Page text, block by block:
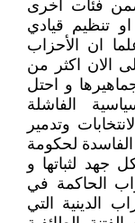
فئات اخرى
تنظيم قيادي
ان الأحزاب
الان اكثر من
و احتل
الفاشلة
وتدمير
لحكومة
جهد لثباتها و
الحاكمة في
الدينية التي